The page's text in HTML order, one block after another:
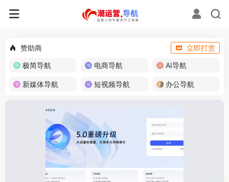
赞助商
立即打赏
极简导航
电商导航 AI导航
新媒体导航 短视频导航 办公导航